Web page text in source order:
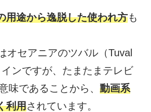
用途から逸脱した使われ方も
オセアニアのツバル（Tuval
ンですが、たまたまテレビ
味であることから、動画系
利用されています。